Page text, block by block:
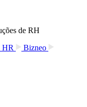
de RH
HR
Bizneo